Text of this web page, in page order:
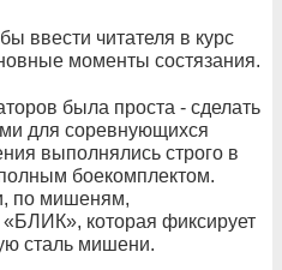
ввести читателя в курс
моменты состязания.
была проста - сделать
для соревнующихся
выполнялись строго в
боекомплектом.
по мишеням,
которая фиксирует
сталь мишени.